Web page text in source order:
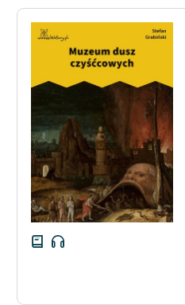
twórców przechodzących
do domeny publicznej,
lektur szkolnych oraz
Starego Testamentu
Odkurzamy bohaterów
Szkoła Poezji Wolnych
Lektur
O nas
Kontakt
O projekcie